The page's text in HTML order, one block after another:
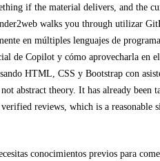
if the material delivers, and the
walks you through utilizar
en múltiples lenguajes de
de Copilot y cómo aprovecharla en
HTML, CSS y Bootstrap con
abstract theory. It has already been
reviews, which is a reasonable
conocimientos previos para